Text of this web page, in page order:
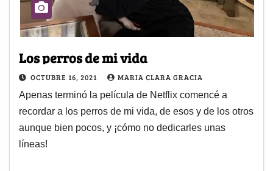
Los perros de mi vida
OCTUBRE 16, 2021 MARIA CLARA GRACIA
Apenas terminó la película de Netflix comencé a
recordar a los perros de mi vida, de esos y de los otros
aunque bien pocos, y ¡cómo no dedicarles unas
líneas!